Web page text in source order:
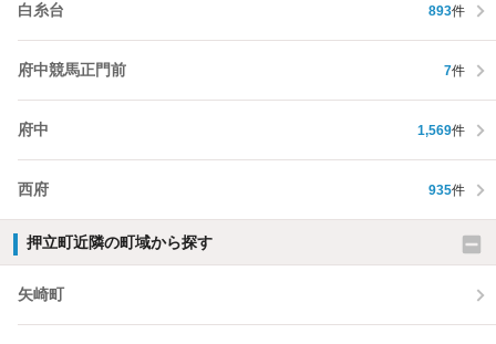
白糸台 893件
府中競馬正門前 7件
府中 1,569件
西府 935件
押立町近隣の町域から探す
矢崎町